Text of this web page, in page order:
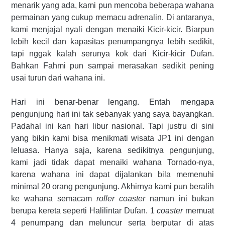
menarik yang ada, kami pun mencoba beberapa wahana
permainan yang cukup memacu adrenalin. Di antaranya,
kami menjajal nyali dengan menaiki Kicir-kicir. Biarpun
lebih kecil dan kapasitas penumpangnya lebih sedikit,
tapi nggak kalah serunya kok dari Kicir-kicir Dufan.
Bahkan Fahmi pun sampai merasakan sedikit pening
usai turun dari wahana ini.
Hari ini benar-benar lengang. Entah mengapa
pengunjung hari ini tak sebanyak yang saya bayangkan.
Padahal ini kan hari libur nasional. Tapi justru di sini
yang bikin kami bisa menikmati wisata JP1 ini dengan
leluasa. Hanya saja, karena sedikitnya pengunjung,
kami jadi tidak dapat menaiki wahana Tornado-nya,
karena wahana ini dapat dijalankan bila memenuhi
minimal 20 orang pengunjung. Akhirnya kami pun beralih
ke wahana semacam roller coaster namun ini bukan
berupa kereta seperti Halilintar Dufan. 1coastermemuat
4 penumpang dan meluncur serta berputar di atas